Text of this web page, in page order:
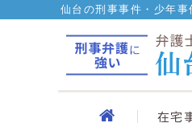
仙台の刑事事件・少年
在宅